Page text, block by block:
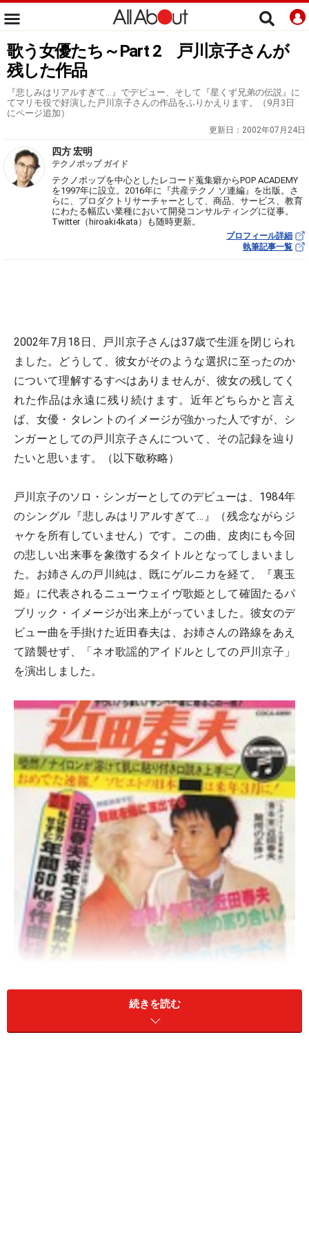
歌う女優たち～Part 2 戸川京子さんが
残した作品
『悲しみはリアルすぎて…』でデビュー、そして『星くず兄弟の伝説』に
てマリモ役で好演した戸川京子さんの作品をふりかえります。（9月3日
にページ追加）
更新日： 2002年07月24日
四方 宏明
テクノポップ ガイド
テクノポップを中心としたレコード蒐集癖からPOP ACADEMY
を1997年に設立。2016年に『共産テクノ ソ連編』を出版。さ
らに、プロダクトリサーチャーとして、商品、サービス、教育
にわたる幅広い業種において開発コンサルティングに従事。
Twitter（hiroaki4kata）も随時更新。
プロフィール詳細
執筆記事一覧
2002年7月18日、戸川京子さんは37歳で生涯を閉じられ
ました。どうして、彼女がそのような選択に至ったのか
について理解するすべはありませんが、彼女の残してく
れた作品は永遠に残り続けます。近年どちらかと言え
ば、女優・タレントのイメージが強かった人ですが、シ
ンガーとしての戸川京子さんについて、その記録を辿り
たいと思います。（以下敬称略）
戸川京子のソロ・シンガーとしてのデビューは、1984年
のシングル『悲しみはリアルすぎて…』（残念ながらジ
ャケを所有していません）です。この曲、皮肉にも今回
の悲しい出来事を象徴するタイトルとなってしまいまし
た。お姉さんの戸川純は、既にゲルニカを経て、『裏玉
姫』に代表されるニューウェイヴ歌姫として確固たるパ
ブリック・イメージが出来上がっていました。彼女のデ
ビュー曲を手掛けた近田春夫は、お姉さんの路線をあえ
て踏襲せず、「ネオ歌謡的アイドルとしての戸川京子」
を演出しました。
近田春夫は、テクノポップ・ブーム最中の1980年に『星
くず兄弟の伝説』というソロ・アルバムをリリースして
います。このアルバムは、現在あーる盤として再発され
続きを読む